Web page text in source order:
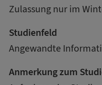
Zulassung nur im
Studienfeld
Angewandte
Anmerkung zum